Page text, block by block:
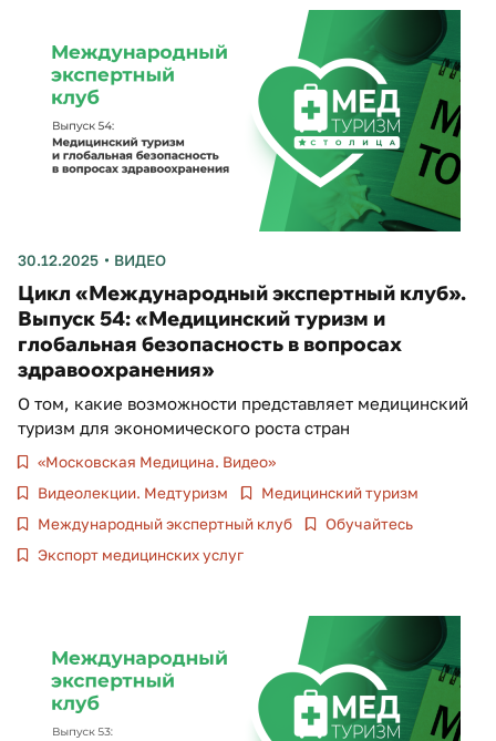
30.12.2025 ВИДЕО
Цикл «Международный экспертный клуб».
Выпуск 54: «Медицинский туризм и
глобальная безопасность в вопросах
здравоохранения»
О том, какие возможности представляет медицинский
туризм для экономического роста стран
«Московская Медицина. Видео»
Видеолекции. Медтуризм
Медицинский туризм
Международный экспертный клуб
Обучайтесь
Экспорт медицинских услуг